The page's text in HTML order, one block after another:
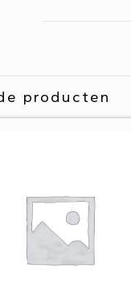
producten